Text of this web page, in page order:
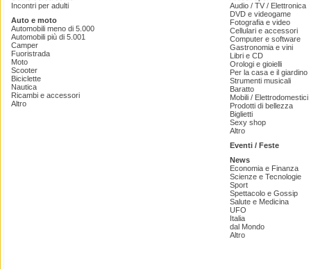
Incontri per adulti
Auto e moto
Automobili meno di 5.000
Automobili più di 5.001
Camper
Fuoristrada
Moto
Scooter
Biciclette
Nautica
Ricambi e accessori
Altro
Audio / TV / Elettronica
DVD e videogame
Fotografia e video
Cellulari e accessori
Computer e software
Gastronomia e vini
Libri e CD
Orologi e gioielli
Per la casa e il giardino
Strumenti musicali
Baratto
Mobili / Elettrodomestici
Prodotti di bellezza
Biglietti
Sexy shop
Altro
Eventi / Feste
News
Economia e Finanza
Scienze e Tecnologie
Sport
Spettacolo e Gossip
Salute e Medicina
UFO
Italia
dal Mondo
Altro